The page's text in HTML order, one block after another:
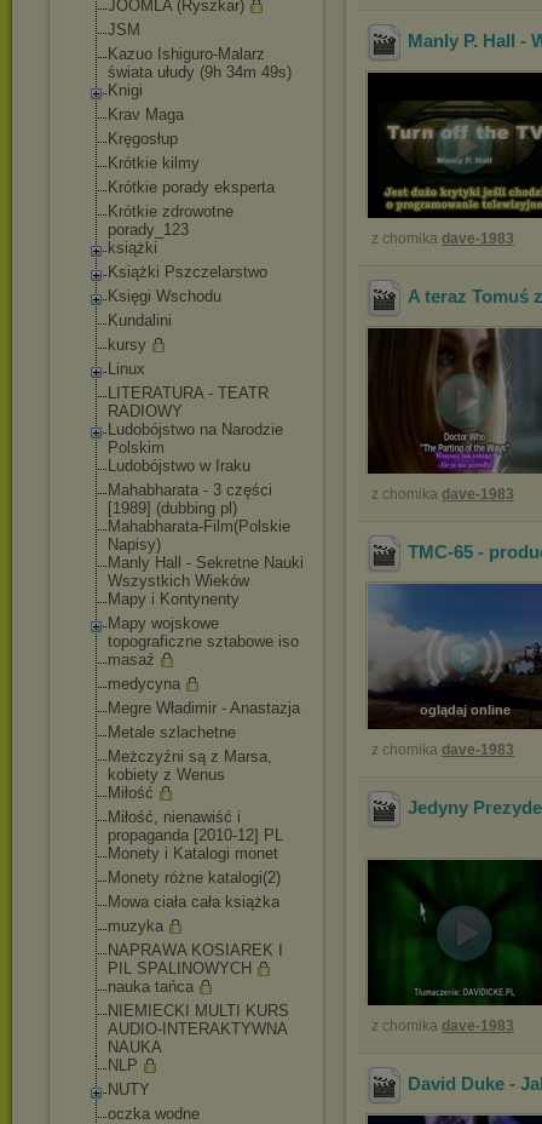
JOOMLA (Ryszkar)
JSM
Kazuo Ishiguro-Malarz
świata ułudy (9h 34m 49s)
Knigi
Krav Maga
Kręgosłup
Krótkie kilmy
Krótkie porady eksperta
Krótkie zdrowotne
porady_123
książki
Książki Pszczelarstwo
Księgi Wschodu
Kundalini
kursy
Linux
LITERATURA - TEATR
RADIOWY
Ludobójstwo na Narodzie
Polskim
Ludobójstwo w Iraku
Mahabharata - 3 części
[1989] (dubbing pl)
Mahabharata-Film(Polskie
Napisy)
Manly Hall - Sekretne Nauki
Wszystkich Wieków
Mapy i Kontynenty
Mapy wojskowe
topograficzne sztabowe iso
masaź
medycyna
Megre Władimir - Anastazja
Metale szlachetne
Meżczyźni są z Marsa,
kobiety z Wenus
Miłość
Miłość, nienawiść i
propaganda [2010-12] PL
Monety i Katalogi monet
Monety różne katalogi(2)
Mowa ciała cała książka
muzyka
NAPRAWA KOSIAREK I
PIL SPALINOWYCH
nauka tańca
NIEMIECKI MULTI KURS
AUDIO-INTERAKTYWNA
NAUKA
NLP
NUTY
oczka wodne
Manly P. Hall -
z chomika dave-1983
A teraz Tomuś
z chomika dave-1983
TMC-65 -
oglądaj online
z chomika dave-1983
Jedyny
z chomika dave-1983
David Duke -